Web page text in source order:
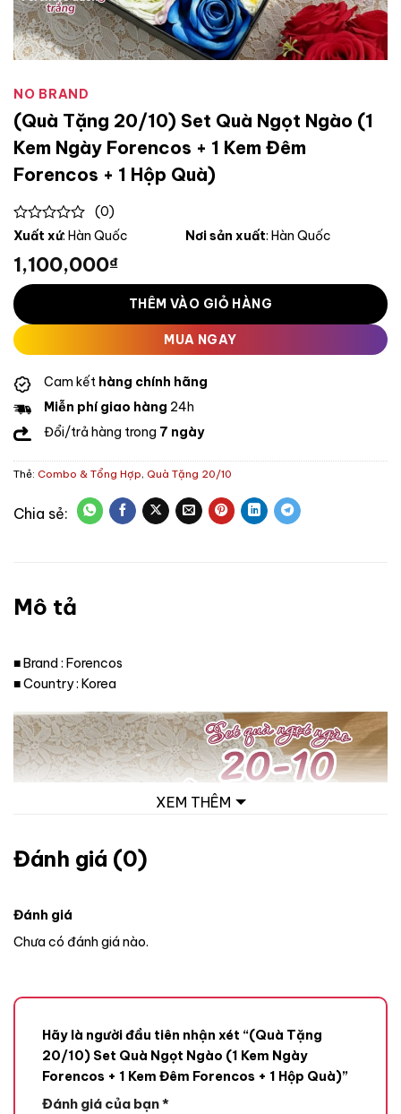
NO BRAND
(Quà Tặng 20/10) Set Quà Ngọt Ngào (1
Kem Ngày Forencos + 1 Kem Đêm
Forencos + 1 Hộp Quà)
0
of
5
(0)
Xuất xứ: Hàn Quốc Nơi sản xuất: Hàn Quốc
1,100,000₫
THÊM VÀO GIỎ HÀNG
MUA NGAY
Cam kết hàng chính hãng
Miễn phí giao hàng 24h
Đổi/trả hàng trong 7 ngày
Thẻ: Combo & Tổng Hợp, Quà Tặng 20/10
Mô tả
■ Brand : Forencos
■ Country : Korea
XEM THÊM
Đánh giá (0)
Đánh giá
Chưa có đánh giá nào.
Hãy là người đầu tiên nhận xét “(Quà Tặng
20/10) Set Quà Ngọt Ngào (1 Kem Ngày
Forencos + 1 Kem Đêm Forencos + 1 Hộp Quà)”
Đánh giá của bạn*